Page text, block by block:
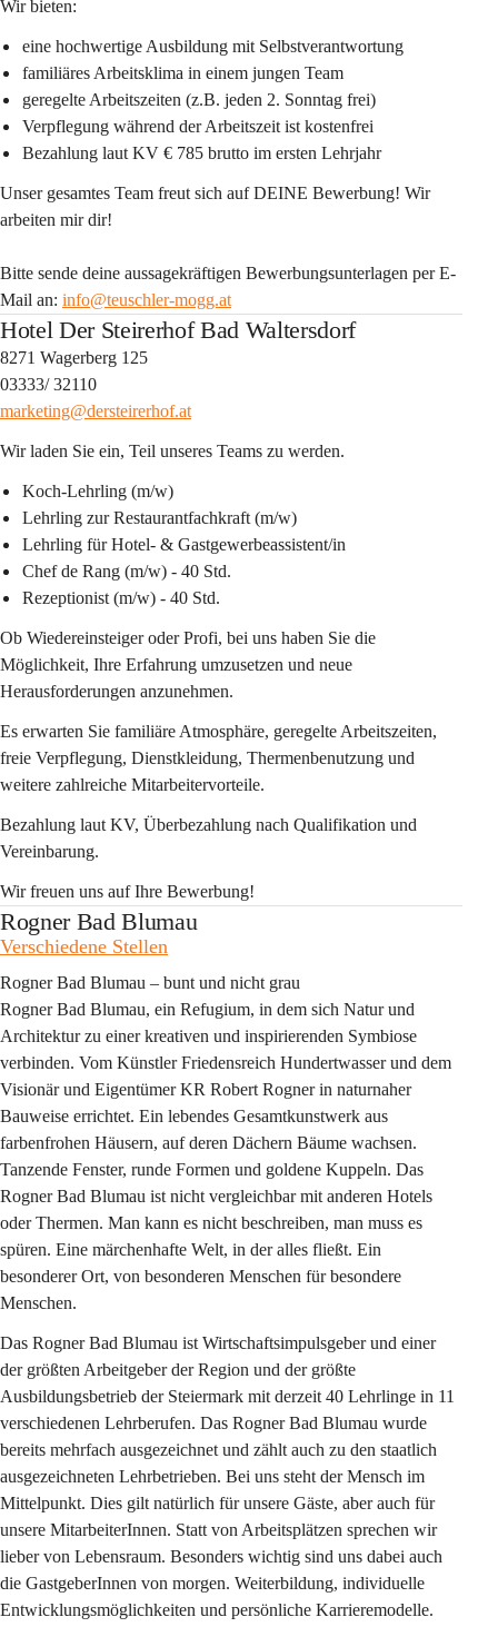
Wir bieten:
eine hochwertige Ausbildung mit Selbstverantwortung
familiäres Arbeitsklima in einem jungen Team
geregelte Arbeitszeiten (z.B. jeden 2. Sonntag frei)
Verpflegung während der Arbeitszeit ist kostenfrei
Bezahlung laut KV € 785 brutto im ersten Lehrjahr
Unser gesamtes Team freut sich auf DEINE Bewerbung! Wir
arbeiten mir dir!
Bitte sende deine aussagekräftigen Bewerbungsunterlagen per E-
Mail an: info@teuschler-mogg.at
Hotel Der Steirerhof Bad Waltersdorf
8271 Wagerberg 125
03333/ 32110
marketing@dersteirerhof.at
Wir laden Sie ein, Teil unseres Teams zu werden.
Koch-Lehrling (m/w)
Lehrling zur Restaurantfachkraft (m/w)
Lehrling für Hotel- & Gastgewerbeassistent/in
Chef de Rang (m/w) - 40 Std.
Rezeptionist (m/w) - 40 Std.
Ob Wiedereinsteiger oder Profi, bei uns haben Sie die
Möglichkeit, Ihre Erfahrung umzusetzen und neue
Herausforderungen anzunehmen.
Es erwarten Sie familiäre Atmosphäre, geregelte Arbeitszeiten,
freie Verpflegung, Dienstkleidung, Thermenbenutzung und
weitere zahlreiche Mitarbeitervorteile.
Bezahlung laut KV, Überbezahlung nach Qualifikation und
Vereinbarung.
Wir freuen uns auf Ihre Bewerbung!
Rogner Bad Blumau
Verschiedene Stellen
Rogner Bad Blumau – bunt und nicht grau
Rogner Bad Blumau, ein Refugium, in dem sich Natur und
Architektur zu einer kreativen und inspirierenden Symbiose
verbinden. Vom Künstler Friedensreich Hundertwasser und dem
Visionär und Eigentümer KR Robert Rogner in naturnaher
Bauweise errichtet. Ein lebendes Gesamtkunstwerk aus
farbenfrohen Häusern, auf deren Dächern Bäume wachsen.
Tanzende Fenster, runde Formen und goldene Kuppeln. Das
Rogner Bad Blumau ist nicht vergleichbar mit anderen Hotels
oder Thermen. Man kann es nicht beschreiben, man muss es
spüren. Eine märchenhafte Welt, in der alles fließt. Ein
besonderer Ort, von besonderen Menschen für besondere
Menschen.
Das Rogner Bad Blumau ist Wirtschaftsimpulsgeber und einer
der größten Arbeitgeber der Region und der größte
Ausbildungsbetrieb der Steiermark mit derzeit 40 Lehrlinge in 11
verschiedenen Lehrberufen. Das Rogner Bad Blumau wurde
bereits mehrfach ausgezeichnet und zählt auch zu den staatlich
ausgezeichneten Lehrbetrieben. Bei uns steht der Mensch im
Mittelpunkt. Dies gilt natürlich für unsere Gäste, aber auch für
unsere MitarbeiterInnen. Statt von Arbeitsplätzen sprechen wir
lieber von Lebensraum. Besonders wichtig sind uns dabei auch
die GastgeberInnen von morgen. Weiterbildung, individuelle
Entwicklungsmöglichkeiten und persönliche Karrieremodelle.